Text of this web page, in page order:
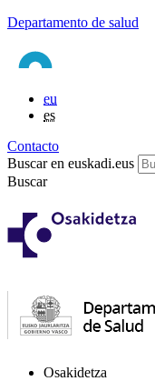
Departamento de salud
eu
es
Contacto
Buscar en euskadi.eus
Buscar
Osakidetza